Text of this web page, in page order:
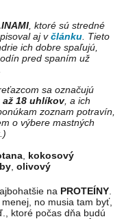
, ktoré sú stredné
aj včlánku . Tieto
ich dobre spaľujú,
pred spaním už
sa označujú
až 18 uhlíkov, a ich
zoznam potravín,
o výbere mastných
kokosový
,olivový
na PROTEÍNY
no musia tam byť,
ktoré počas dňa budú